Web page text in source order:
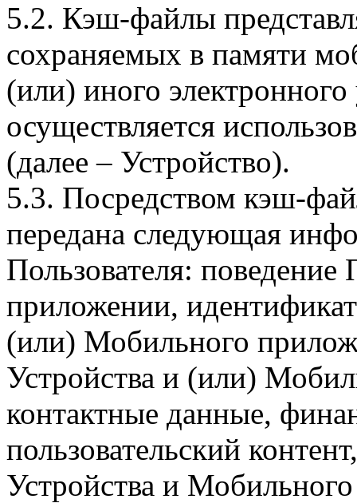
5.2. Кэш-файлы
сохраняемых в памяти
(или) иного электронного
осуществляется
(далее – Устройство).
5.3. Посредством кэш-
передана следующая
Пользователя:
приложении,
(или) Мобильного
Устройства и (или)
контактные данные,
пользовательский
Устройства и